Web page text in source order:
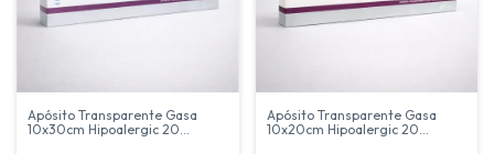
Apósito Transparente Gasa
10x30cm Hipoalergic 20
Apósito Transparente Gasa
10x20cm Hipoalergic 20